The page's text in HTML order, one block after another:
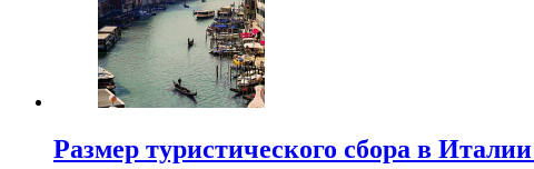
Размер туристического сбора в